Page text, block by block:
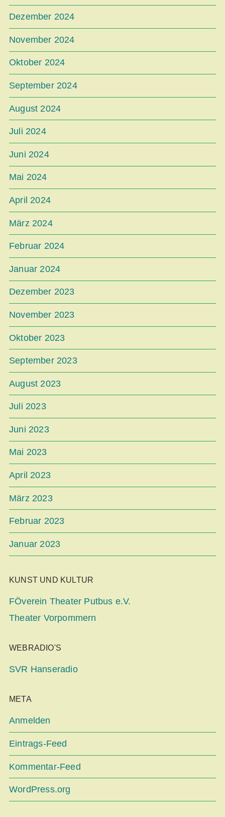
Dezember 2024
November 2024
Oktober 2024
September 2024
August 2024
Juli 2024
Juni 2024
Mai 2024
April 2024
März 2024
Februar 2024
Januar 2024
Dezember 2023
November 2023
Oktober 2023
September 2023
August 2023
Juli 2023
Juni 2023
Mai 2023
April 2023
März 2023
Februar 2023
Januar 2023
KUNST UND KULTUR
FÖverein Theater Putbus e.V.
Theater Vorpommern
WEBRADIO'S
SVR Hanseradio
META
Anmelden
Eintrags-Feed
Kommentar-Feed
WordPress.org